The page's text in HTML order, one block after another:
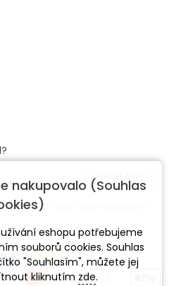
údajůpro účely zasílání obchodního
nakupovalo (Souhlas
eshopu potřebujeme
souborů cookies. Souhlas
"Souhlasím", můžete jej
kliknutím zde.